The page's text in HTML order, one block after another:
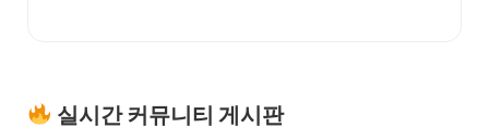
실시간 커뮤니티 게시판